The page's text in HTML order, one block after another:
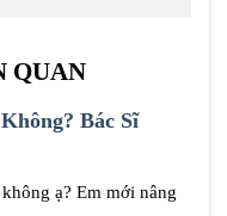
QUAN
Bác Sĩ
ạ? Em mới nâng